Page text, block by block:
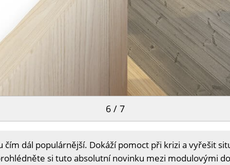
6 / 7
čím dál populárnější. Dokáží pomoct při krizi a vyřešit
si tuto absolutní novinku mezi modulovými